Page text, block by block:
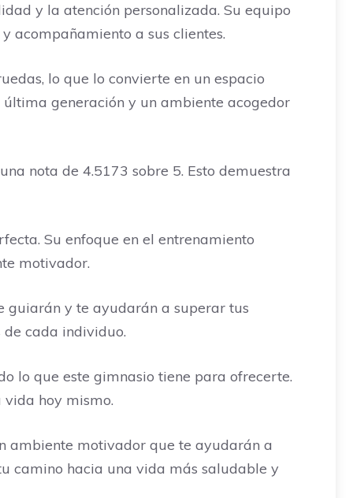
y la atención personalizada. Su equipo
acompañamiento a sus clientes.
lo que lo convierte en un espacio
generación y un ambiente acogedor
nota de 4.5173 sobre 5. Esto demuestra
Su enfoque en el entrenamiento
motivador.
guiarán y te ayudarán a superar tus
cada individuo.
lo que este gimnasio tiene para ofrecerte.
hoy mismo.
ambiente motivador que te ayudarán a
camino hacia una vida más saludable y